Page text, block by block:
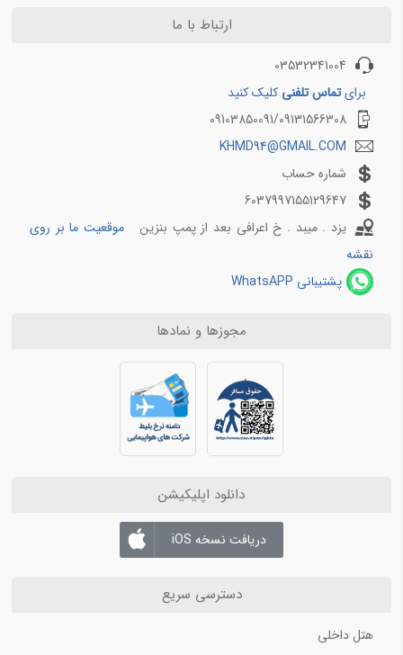
ارتباط با ما
03532341004
برایتماس تلفنی کلیک کنید
09103850091/09131566308
KHMD94@GMAIL.COM
شماره حساب
6037997155129647
یزد . میبد . خ اعرافی بعد از پمپ بنزین موقعیت ما بر روی
نقشه
پشتیبانی WhatsAPP
مجوزها و نمادها
دانلود اپلیکیشن
دریافت نسخه iOS
دسترسی سریع
هتل داخلی